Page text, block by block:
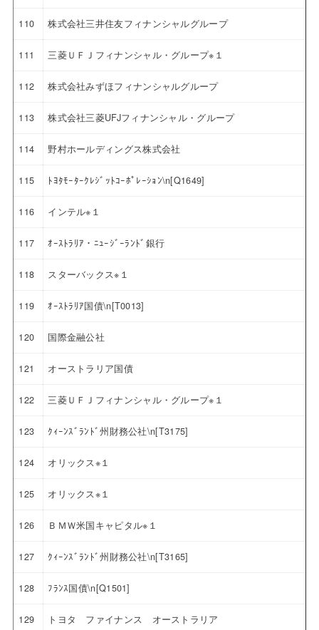
110 株式会社三井住友フィナンシャルグループ
111 三菱ＵＦＪフィナンシャル・グループ※１
112 株式会社みずほフィナンシャルグループ
113 株式会社三菱UFJフィナンシャル・グループ
114 野村ホールディングス株式会社
115 ﾄﾖﾀﾓｰﾀｰｸﾚｼﾞｯﾄｺｰﾎﾟﾚｰｼｮﾝ\n[Q1649]
116 インテル※１
117 ｵｰｽﾄﾗﾘｱ・ﾆｭｰｼﾞｰﾗﾝﾄﾞ銀行
118 スターバックス※１
119 ｵｰｽﾄﾗﾘｱ国債\n[T0013]
120 国際金融公社
121 オーストラリア国債
122 三菱ＵＦＪフィナンシャル・グループ※１
123 ｸｨｰﾝｽﾞﾗﾝﾄﾞ州財務公社\n[T3175]
124 オリックス※１
125 オリックス※１
126 ＢＭＷ米国キャピタル※１
127 ｸｨｰﾝｽﾞﾗﾝﾄﾞ州財務公社\n[T3165]
128 ﾌﾗﾝｽ国債\n[Q1501]
129 トヨタ ファイナンス オーストラリア